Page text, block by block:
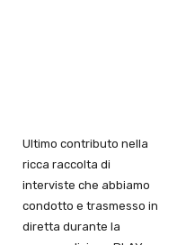
Ultimo contributo nella
ricca raccolta di
interviste che abbiamo
condotto e trasmesso in
diretta durante la